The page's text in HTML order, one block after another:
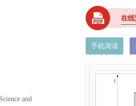
and
在线
手机阅读